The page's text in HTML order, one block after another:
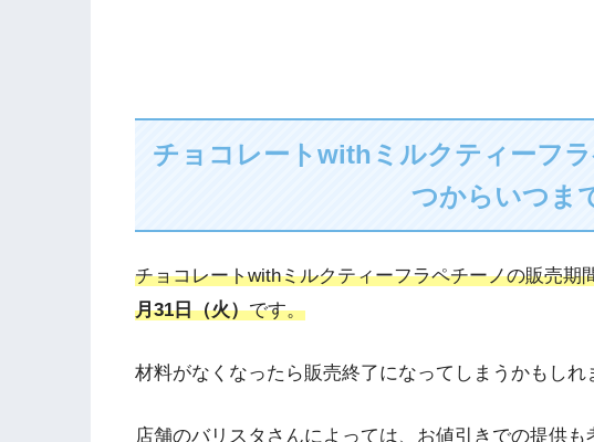
チョコレートwithミルクティーフ
つからいつま
チョコレートwithミルクティーフラペチーノの販売期
月31日（火）です。
材料がなくなったら販売終了になってしまうかもしれ
店舗のバリスタさんによっては、お値引きでの提供